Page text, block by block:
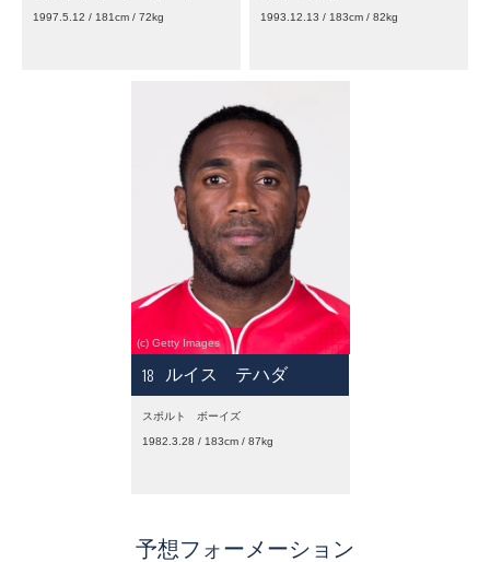
1997.5.12 / 181cm / 72kg 1993.12.13 / 183cm / 82kg
18 ルイス テハダ
スポルト ボーイズ
1982.3.28 / 183cm / 87kg
予想フォーメーション